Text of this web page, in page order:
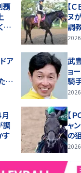
覇
い
【
ヌ
調
ア
テ
武
ョ
騎
分
調
【
ャ
の
ャ